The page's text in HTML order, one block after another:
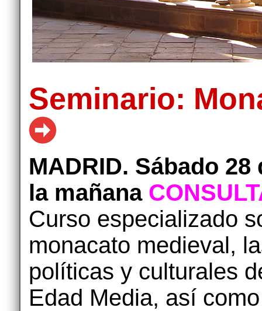
Seminario:
MADRID. Sábado
la mañana
Curso especializado
monacato medieval,
políticas y culturales
Edad Media, así